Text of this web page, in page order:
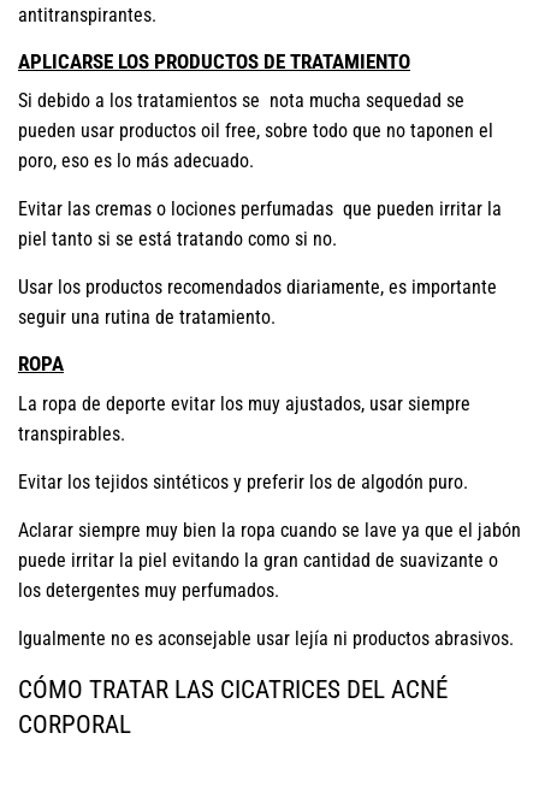
antitranspirantes.
APLICARSE LOS PRODUCTOS DE TRATAMIENTO
Si debido a los tratamientos se nota mucha sequedad se
pueden usar productos oil free, sobre todo que no taponen el
poro, eso es lo más adecuado.
Evitar las cremas o lociones perfumadas que pueden irritar la
piel tanto si se está tratando como si no.
Usar los productos recomendados diariamente, es importante
seguir una rutina de tratamiento.
ROPA
La ropa de deporte evitar los muy ajustados, usar siempre
transpirables.
Evitar los tejidos sintéticos y preferir los de algodón puro.
Aclarar siempre muy bien la ropa cuando se lave ya que el jabón
puede irritar la piel evitando la gran cantidad de suavizante o
los detergentes muy perfumados.
Igualmente no es aconsejable usar lejía ni productos abrasivos.
CÓMO TRATAR LAS CICATRICES DEL ACNÉ
CORPORAL